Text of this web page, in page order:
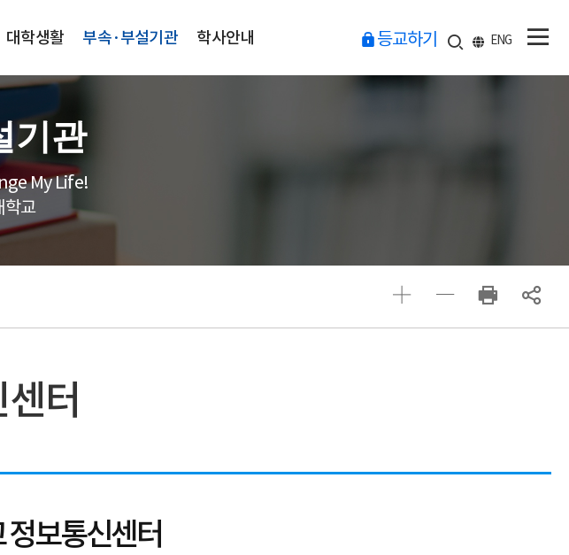
대학생활 부속·부설기관 학사안내 등교하기 ENG
기관
My Life!
학교
터
보통신센터